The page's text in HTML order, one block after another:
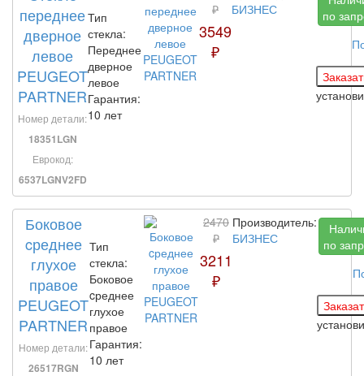
переднее
дверное
левое
PEUGEOT
PARTNER
Номер детали:
18351LGN
Еврокод:
6537LGNV2FD
Тип
стекла:
Переднее
дверное
левое
Гарантия:
10 лет
₽
3549
₽
БИЗНЕС
по
Боковое
cреднее
глухое
правое
PEUGEOT
PARTNER
Номер детали:
26517RGN
Тип
стекла:
Боковое
cреднее
глухое
правое
Гарантия:
10 лет
2470
₽
3211
₽
Производитель:
БИЗНЕС
по